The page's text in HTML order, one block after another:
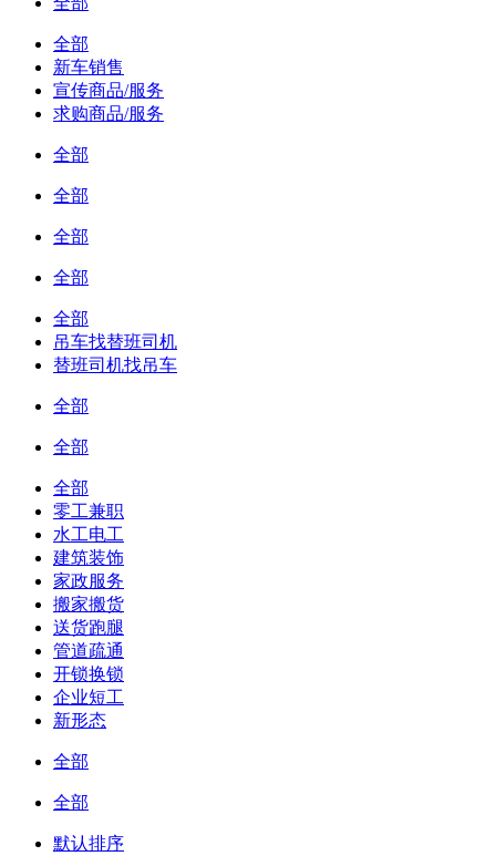
全部
新车销售
宣传商品/服务
求购商品/服务
全部
全部
全部
全部
全部
吊车找替班司机
替班司机找吊车
全部
全部
全部
零工兼职
水工电工
建筑装饰
家政服务
搬家搬货
送货跑腿
管道疏通
开锁换锁
企业短工
新形态
全部
全部
默认排序